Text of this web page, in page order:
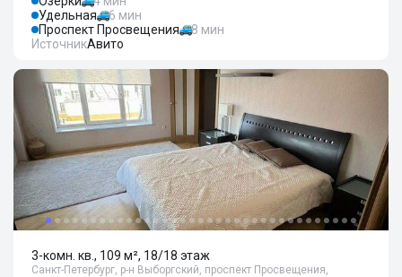
Удельная
6 мин
Проспект Просвещения
8 мин
ИсточникАвито
3-комн. кв., 109 м², 18/18 этаж
Санкт-Петербург, р-н Выборгский, проспект Просвещения,